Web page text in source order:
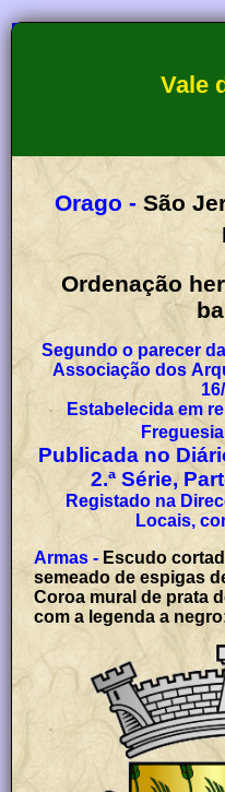
Vale
Orago - São
Ordenação
Segundo o parecer
Associação dos
Estabelecida em
Publicada no
2.ª Série,
Registado na
Locais,
Armas - Escudo
semeado de espigas
Coroa mural de prata
com a legenda a